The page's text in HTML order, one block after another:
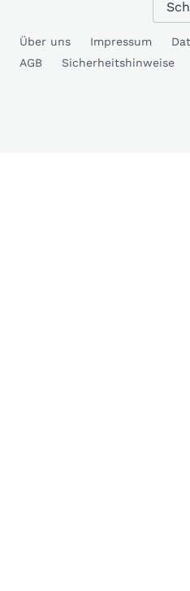
Über uns Impressum
AGB
Sicherheitshinweise